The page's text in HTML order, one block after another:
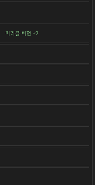
미라클 비전 +2